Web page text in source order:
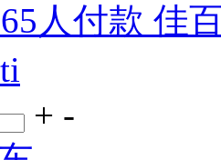
65 人付款 佳
+ -